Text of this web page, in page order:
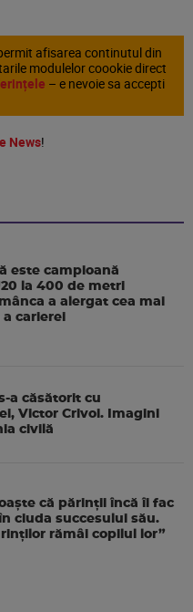
afisarea continutul din
modulelor coookie direct
– e nevoie sa accepti
News!
este campioană
la 400 de metri
a alergat cea mai
carierei
a căsătorit cu
Victor Crivoi. Imagini
civilă
că părinții încă îi fac
ciuda succesului său.
rămâi copilul lor”